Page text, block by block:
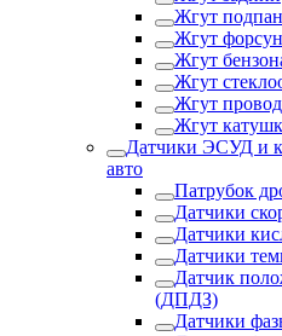
Жгут
Жгут
Жгут
Жгут
Жгут
Жгут
Датчики ЭСУД и
авто
Патрубок
Датчики
Датчики
Датчики
Датчик
(ДПДЗ)
Датчики